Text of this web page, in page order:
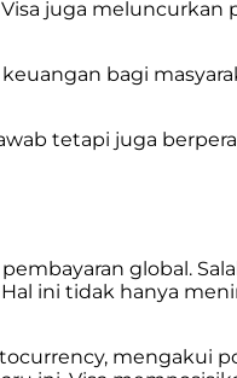
juga
bagi
tetapi juga
global.
ini tidak hanya
mengakui